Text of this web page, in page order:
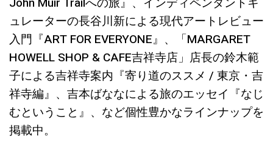
ュレーターの長谷川新による現代アートレビュー
入門『ART FOR EVERYONE』、「MARGARET
HOWELL SHOP & CAFE吉祥寺店」店長の鈴木範
子による吉祥寺案内『寄り道のススメ / 東京・吉
祥寺編』、吉本ばななによる旅のエッセイ『なじ
むということ』、など個性豊かなラインナップを
掲載中。